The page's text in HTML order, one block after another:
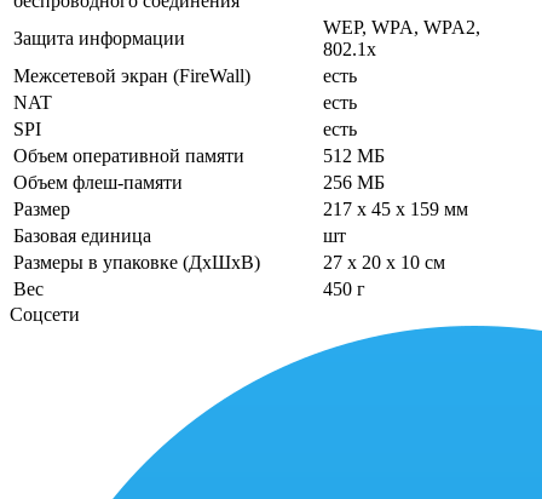
Защита информации
WEP, WPA, WPA2,
802.1x
Межсетевой экран (FireWall)
есть
NAT
есть
SPI
есть
Объем оперативной памяти
512 МБ
Объем флеш-памяти
256 МБ
Размер
217 x 45 x 159 мм
Базовая единица
шт
Размеры в упаковке (ДхШхВ)
27 x 20 x 10 см
Вес
450 г
Соцсети